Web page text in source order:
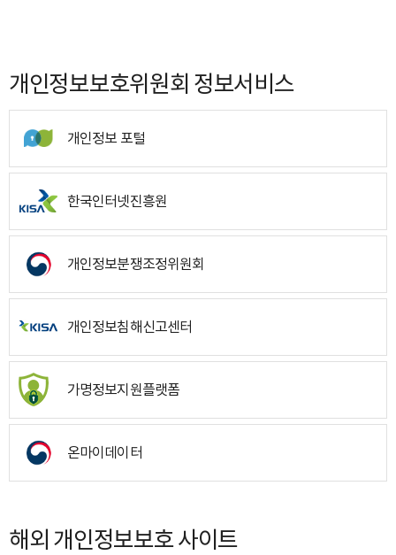
개인정보보호위원회 정보서비스
개인정보 포털
한국인터넷진흥원
개인정보분쟁조정위원회
개인정보침해신고센터
가명정보지원플랫폼
온마이데이터
해외 개인정보보호 사이트